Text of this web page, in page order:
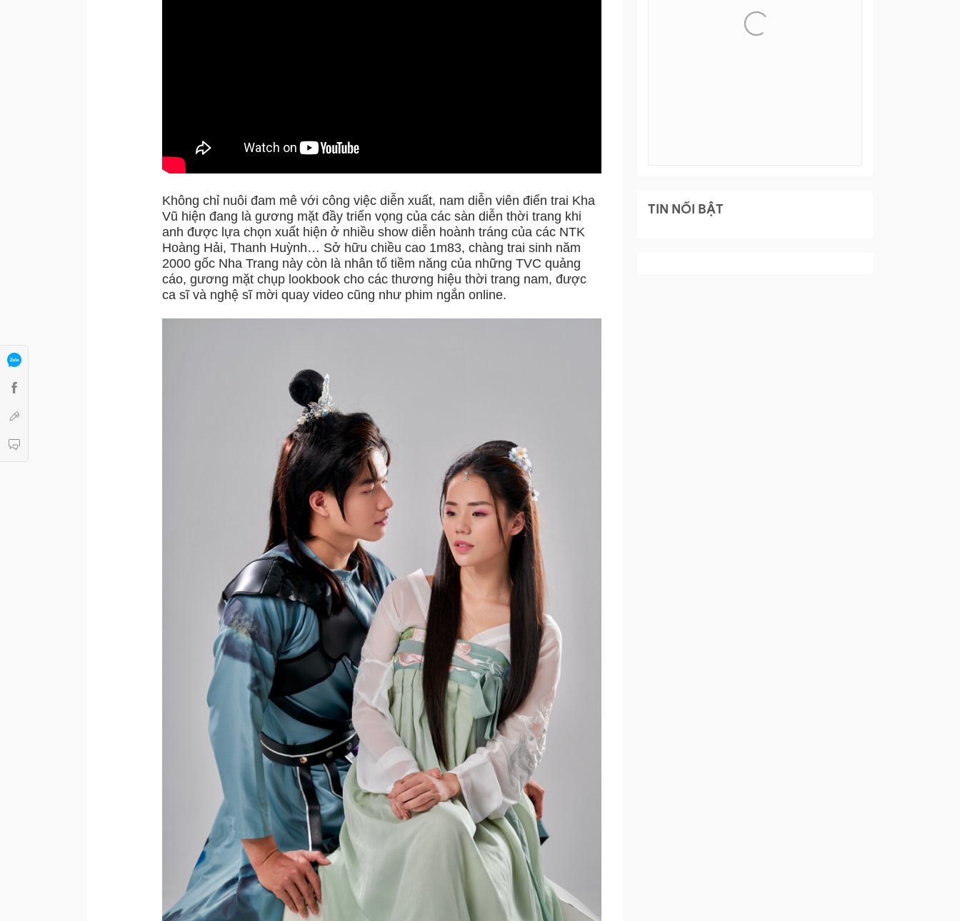
Không chỉ nuôi đam mê với công việc diễn xuất, nam diễn viên điển trai Kha
Vũ hiện đang là gương mặt đầy triển vọng của các sàn diễn thời trang khi
anh được lựa chọn xuất hiện ở nhiều show diễn hoành tráng của các NTK
Hoàng Hải, Thanh Huỳnh… Sở hữu chiều cao 1m83, chàng trai sinh năm
2000 gốc Nha Trang này còn là nhân tố tiềm năng của những TVC quảng
cáo, gương mặt chụp lookbook cho các thương hiệu thời trang nam, được
ca sĩ và nghệ sĩ mời quay video cũng như phim ngắn online.
TIN NỔI BẬT